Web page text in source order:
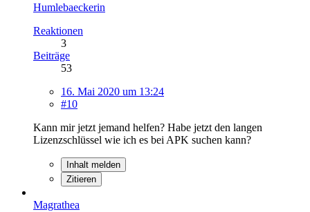
Humlebaeckerin
Reaktionen
3
Beiträge
53
16. Mai 2020 um 13:24
#10
Kann mir jetzt jemand helfen? Habe jetzt den langen
Lizenzschlüssel wie ich es bei APK suchen kann?
Inhalt melden
Zitieren
Magrathea